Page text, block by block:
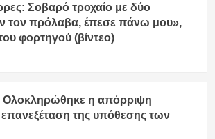
Σοβαρό τροχαίο με δύο
τον πρόλαβα, έπεσε πάνω μου»,
φορτηγού (βίντεο)
Ολοκληρώθηκε η απόρριψη
επανεξέταση της υπόθεσης των